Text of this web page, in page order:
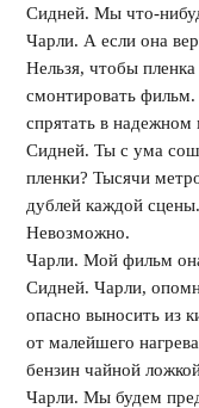
Сидней. Мы что-
Чарли. А если она
Нельзя, чтобы
смонтировать
спрятать в надежном
Сидней. Ты с ума
пленки? Тысячи
дублей каждой
Невозможно.
Чарли. Мой фильм
Сидней. Чарли,
опасно выносить из
от малейшего
бензин чайной
Чарли. Мы будем